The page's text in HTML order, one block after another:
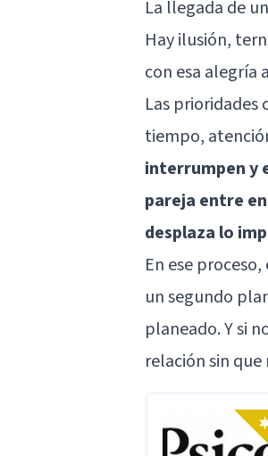
La llegada de
Hay ilusión,
con esa alegría
Las prioridades
tiempo,
interrumpen y
pareja entre
desplaza lo
En ese
un segundo
planeado. Y si
relación sin